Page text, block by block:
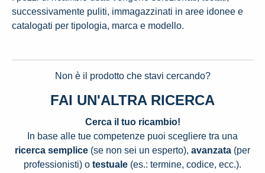
successivamente puliti, immagazzinati in aree idonee e
catalogati per tipologia, marca e modello.
Non è il prodotto che stavi cercando?
FAI UN'ALTRA RICERCA
Cerca il tuo ricambio!
In base alle tue competenze puoi scegliere tra una
ricerca semplice (se non sei un esperto), avanzata (per
professionisti) o testuale (es.: termine, codice, ecc.).